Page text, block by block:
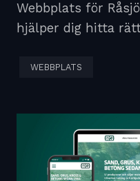
Webbplats för
hjälper dig hitta
WEBBPLATS